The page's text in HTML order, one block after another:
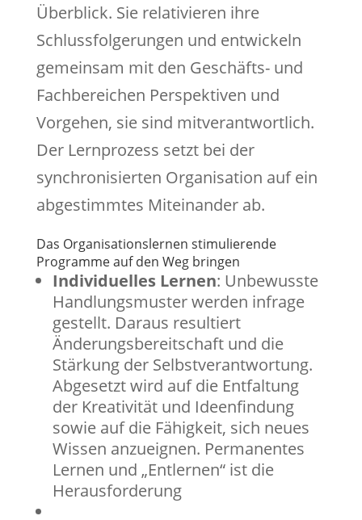
Überblick. Sie relativieren ihre
Schlussfolgerungen und entwickeln
gemeinsam mit den Geschäfts- und
Fachbereichen Perspektiven und
Vorgehen, sie sind mitverantwortlich.
Der Lernprozess setzt bei der
synchronisierten Organisation auf ein
abgestimmtes Miteinander ab.
Das Organisationslernen stimulierende
Programme auf den Weg bringen
Individuelles Lernen: Unbewusste
Handlungsmuster werden infrage
gestellt. Daraus resultiert
Änderungsbereitschaft und die
Stärkung der Selbstverantwortung.
Abgesetzt wird auf die Entfaltung
der Kreativität und Ideenfindung
sowie auf die Fähigkeit, sich neues
Wissen anzueignen. Permanentes
Lernen und „Entlernen“ ist die
Herausforderung